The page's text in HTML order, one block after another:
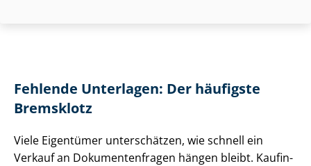
Fehlende Unterlagen: Der häufigste
Bremsklotz
Viele Eigentümer unterschätzen, wie schnell ein
Verkauf an Do­ku­men­ten­fra­gen hängen bleibt. Kauf­in­